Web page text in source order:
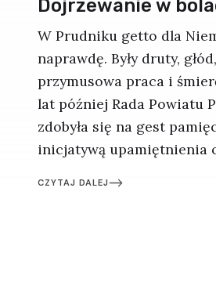
Dojrzewanie w
W Prudniku getto dla
naprawdę. Były druty,
przymusowa praca i
lat później Rada Powiatu
zdobyła się na gest
inicjatywą upamiętnienia
CZYTAJ DALEJ